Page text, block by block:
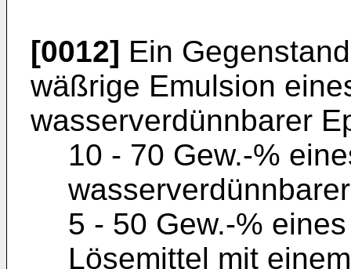
[0012] Ein
wäßrige Emulsion
wasserverdünnbarer
10 - 70 Gew.-%
5 - 50 Gew.-%
Lösemittel mit